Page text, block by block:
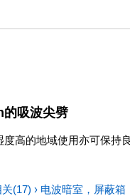
吸波尖劈
高的地域使用亦可保持良
(17) › 电波暗室，屏蔽箱